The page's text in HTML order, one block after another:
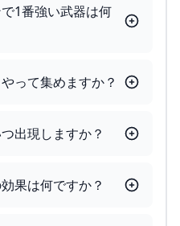
1番強い武器は何
って集めますか？
出現しますか？
果は何ですか？